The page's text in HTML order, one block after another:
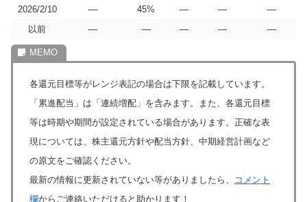
2026/2/10
― 45% ― ―
―
以前
― ― ― ― ―
各還元目標等がレンジ表記の場合は下限を記載しています。
「累進配当」は「連続増配」を含みます。また、各還元目標
等は時期や期間が設定されている場合があります。正確な表
現については、株主還元方針や配当方針、中期経営計画など
の原文をご確認ください。
最新の情報に更新されていない等がありましたら、
コメント
欄からご連絡いただけると助かります！